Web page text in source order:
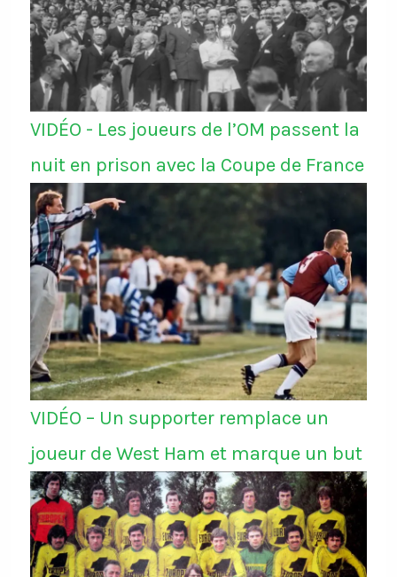
VIDÉO - Les joueurs de l’OM passent la
nuit en prison avec la Coupe de France
VIDÉO – Un supporter remplace un
joueur de West Ham et marque un but